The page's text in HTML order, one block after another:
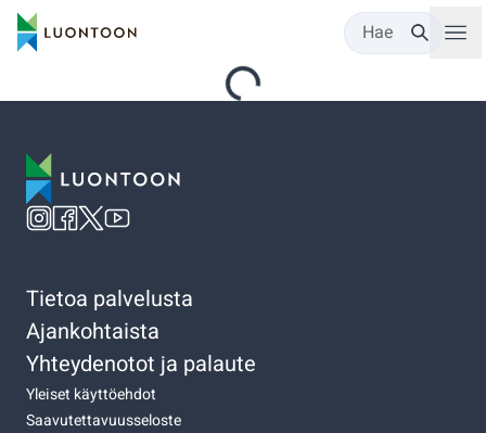
Hae
Tietoa palvelusta
Ajankohtaista
Yhteydenotot ja palaute
Yleiset käyttöehdot
Saavutettavuusseloste